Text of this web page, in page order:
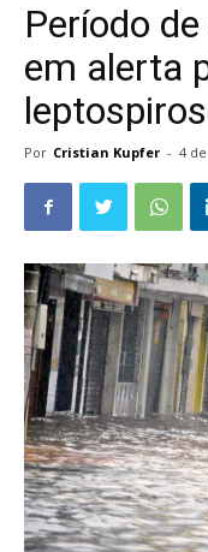
Período
em alerta
Por Cristian Kupfer - 4